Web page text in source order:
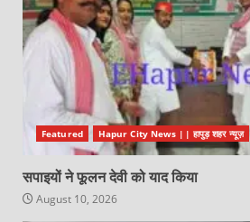
Featured Hapur City News || हापुड़ शहर न्यूज़
सपाइयों ने फूलन देवी को याद किया
August 10, 2026